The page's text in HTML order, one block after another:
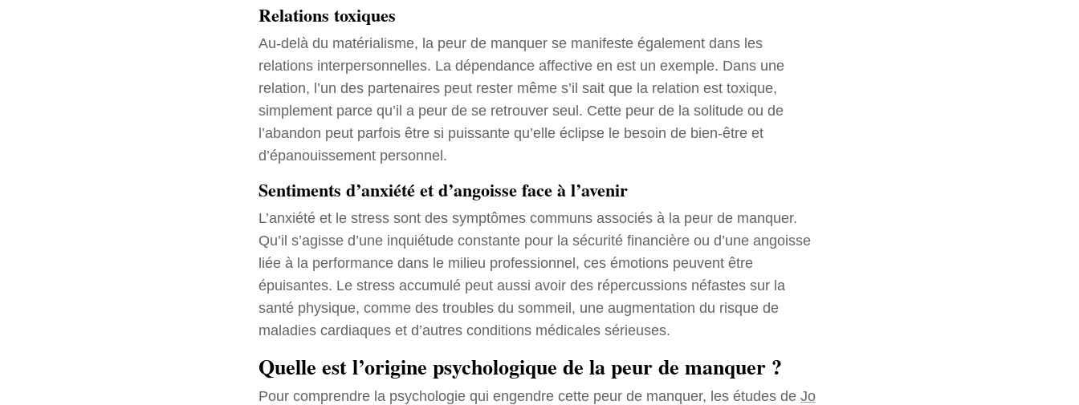
Relations toxiques
Au-delà du matérialisme, la peur de manquer se manifeste également dans les
relations interpersonnelles. La dépendance affective en est un exemple. Dans une
relation, l’un des partenaires peut rester même s’il sait que la relation est toxique,
simplement parce qu’il a peur de se retrouver seul. Cette peur de la solitude ou de
l’abandon peut parfois être si puissante qu’elle éclipse le besoin de bien-être et
d’épanouissement personnel.
Sentiments d’anxiété et d’angoisse face à l’avenir
L’anxiété et le stress sont des symptômes communs associés à la peur de manquer.
Qu’il s’agisse d’une inquiétude constante pour la sécurité financière ou d’une angoisse
liée à la performance dans le milieu professionnel, ces émotions peuvent être
épuisantes. Le stress accumulé peut aussi avoir des répercussions néfastes sur la
santé physique, comme des troubles du sommeil, une augmentation du risque de
maladies cardiaques et d’autres conditions médicales sérieuses.
Quelle est l’origine psychologique de la peur de manquer ?
Pour comprendre la psychologie qui engendre cette peur de manquer, les études de Jo